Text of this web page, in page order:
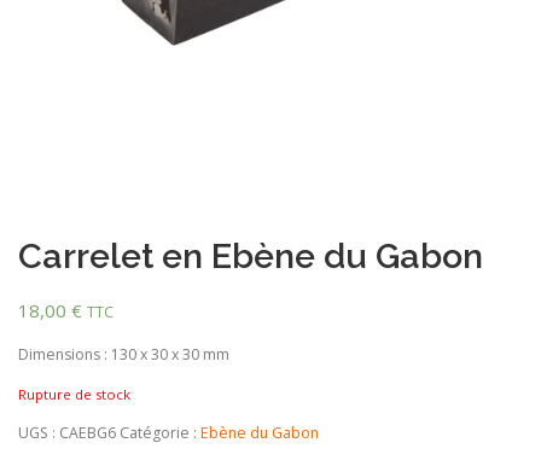
Carrelet en Ebène du Gabon
18,00 € TTC
Dimensions : 130 x 30 x 30 mm
Rupture de stock
UGS : CAEBG6 Catégorie : Ebène du Gabon